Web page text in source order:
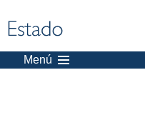
Menú